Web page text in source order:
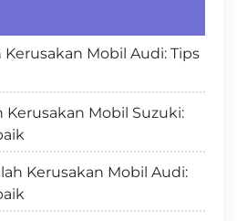
Mobil Audi: Tips
Kerusakan Mobil Suzuki:
Kerusakan Mobil Audi: